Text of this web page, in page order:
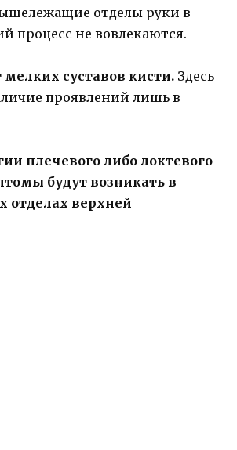
отделы руки в
процесс не вовлекаются.
суставов кисти. Здесь
проявлений лишь в
плечевого либо локтевого
будут возникать в
верхней